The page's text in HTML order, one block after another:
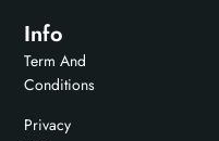
Info
Term And
Conditions
Privacy